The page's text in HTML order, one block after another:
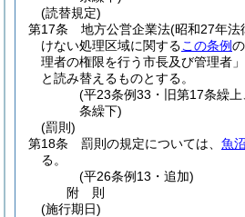
(読替規定)
第17条
地方公営企業法(昭和27年法
けない処理区域に関するこの条例
理者の権限を行う市長及び管理者
と読み替えるものとする。
(平23条例33・旧第17条繰
条繰下)
(罰則)
第18条
罰則の規定については、 魚
る。
(平26条例13・追加)
附 則
(施行期日)